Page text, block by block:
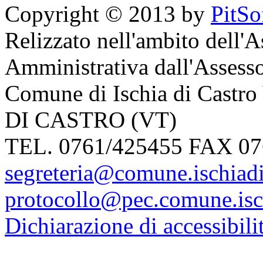
Copyright © 2013 by
Relizzato nell'ambito
Amministrativa
Comune di Ischia di
DI CASTRO (VT)
TEL. 0761/425455 FAX
Dichiarazione di